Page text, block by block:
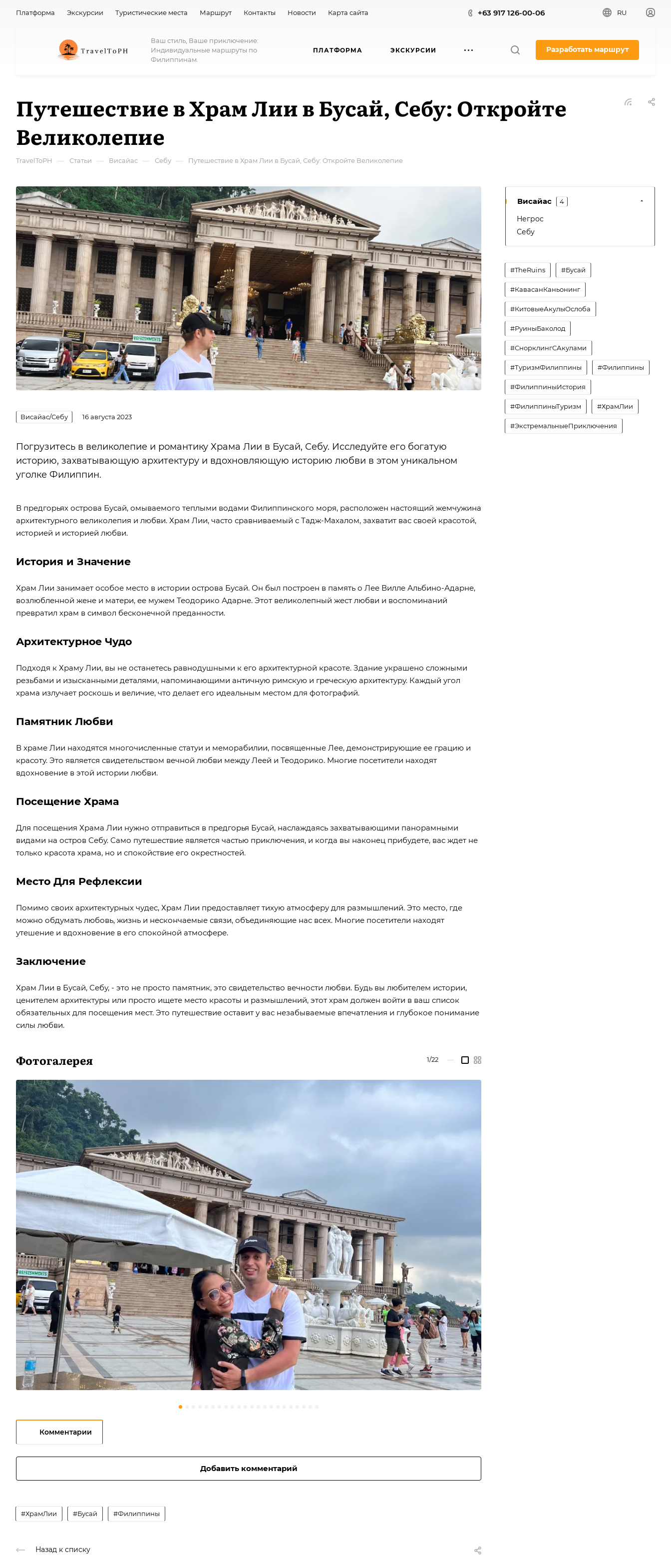
Платформа Экскурсии Туристические места Маршрут Контакты Новости Карта сайта +63 917 126-00-06 RU
Ваш стиль, Ваше приключение:
Индивидуальные маршруты по
Филиппинам.
ПЛАТФОРМА ЭКСКУРСИИ Разработать маршрут
Путешествие в Храм Лии в Бусай, Себу: Откройте
Великолепие
TravelToPH — Статьи — Висайас — Себу — Путешествие в Храм Лии в Бусай, Себу: Откройте Великолепие
Висайас/Себу 16 августа 2023
Погрузитесь в великолепие и романтику Храма Лии в Бусай, Себу. Исследуйте его богатую
историю, захватывающую архитектуру и вдохновляющую историю любви в этом уникальном
уголке Филиппин.
В предгорьях острова Бусай, омываемого теплыми водами Филиппинского моря, расположен настоящий жемчужина
архитектурного великолепия и любви. Храм Лии, часто сравниваемый с Тадж-Махалом, захватит вас своей красотой,
историей и историей любви.
История и Значение
Храм Лии занимает особое место в истории острова Бусай. Он был построен в память о Лее Вилле Альбино-Адарне,
возлюбленной жене и матери, ее мужем Теодорико Адарне. Этот великолепный жест любви и воспоминаний
превратил храм в символ бесконечной преданности.
Архитектурное Чудо
Подходя к Храму Лии, вы не останетесь равнодушными к его архитектурной красоте. Здание украшено сложными
резьбами и изысканными деталями, напоминающими античную римскую и греческую архитектуру. Каждый угол
храма излучает роскошь и величие, что делает его идеальным местом для фотографий.
Памятник Любви
В храме Лии находятся многочисленные статуи и меморабилии, посвященные Лее, демонстрирующие ее грацию и
красоту. Это является свидетельством вечной любви между Леей и Теодорико. Многие посетители находят
вдохновение в этой истории любви.
Посещение Храма
Для посещения Храма Лии нужно отправиться в предгорья Бусай, наслаждаясь захватывающими панорамными
видами на остров Себу. Само путешествие является частью приключения, и когда вы наконец прибудете, вас ждет не
только красота храма, но и спокойствие его окрестностей.
Место Для Рефлексии
Помимо своих архитектурных чудес, Храм Лии предоставляет тихую атмосферу для размышлений. Это место, где
можно обдумать любовь, жизнь и нескончаемые связи, объединяющие нас всех. Многие посетители находят
утешение и вдохновение в его спокойной атмосфере.
Заключение
Храм Лии в Бусай, Себу, - это не просто памятник, это свидетельство вечности любви. Будь вы любителем истории,
ценителем архитектуры или просто ищете место красоты и размышлений, этот храм должен войти в ваш список
обязательных для посещения мест. Это путешествие оставит у вас незабываемые впечатления и глубокое понимание
силы любви.
Фотогалерея 1/22 —
Комментарии
Добавить комментарий
#ХрамЛии #Бусай #Филиппины
Назад к списку
Висайас 4
Негрос
Себу
#TheRuins #Бусай
#КавасанКаньонинг
#КитовыеАкулыОслоба
#РуиныБаколод
#СнорклингСАкулами
#ТуризмФилиппины #Филиппины
#ФилиппиныИстория
#ФилиппиныТуризм #ХрамЛии
#ЭкстремальныеПриключения